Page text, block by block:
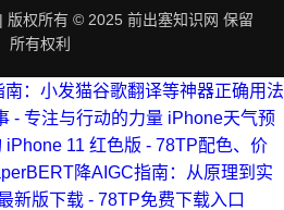
版权所有 © 2025 前出塞知识网 保留
所有权利
：小发猫谷歌翻译等神器正确用法
- 专注与行动的力量 iPhone天气预
iPhone 11 红色版 - 78TP配色、价
降AIGC指南：从原理到实
新版下载 - 78TP免费下载入口